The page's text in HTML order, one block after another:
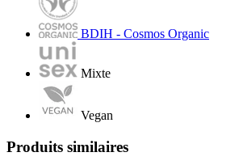
BDIH - Cosmos Organic
Mixte
Vegan
Produits similaires